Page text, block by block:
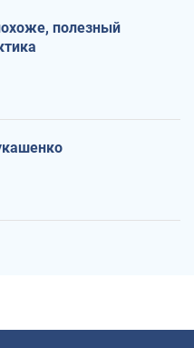
полезный